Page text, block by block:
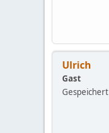
Ulrich
Gast
Gespeichert